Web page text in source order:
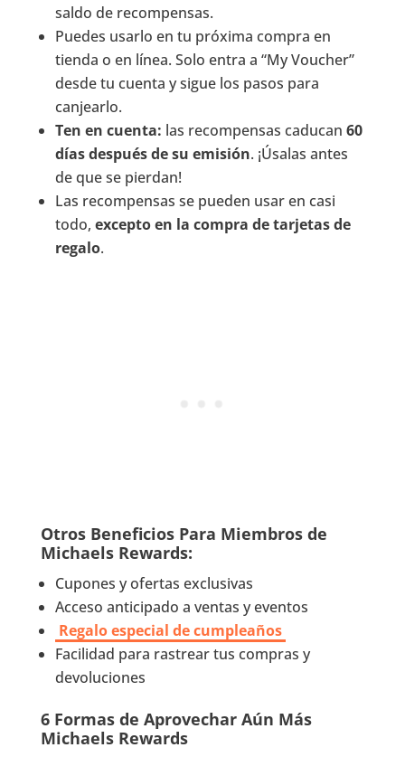
saldo de recompensas.
Puedes usarlo en tu próxima compra en
tienda o en línea. Solo entra a “My Voucher”
desde tu cuenta y sigue los pasos para
canjearlo.
Ten en cuenta: las recompensas caducan 60
días después de su emisión. ¡Úsalas antes
de que se pierdan!
Las recompensas se pueden usar en casi
todo, excepto en la compra de tarjetas de
regalo.
Otros Beneficios Para Miembros de
Michaels Rewards:
Cupones y ofertas exclusivas
Acceso anticipado a ventas y eventos
Regalo especial de cumpleaños
Facilidad para rastrear tus compras y
devoluciones
6 Formas de Aprovechar Aún Más
Michaels Rewards